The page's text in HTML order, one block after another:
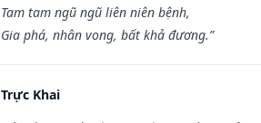
Tam tam ngũ ngũ liên niên bệnh,
Gia phá, nhân vong, bất khả đương.”
Trực Khai